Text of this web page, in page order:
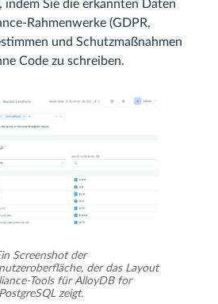
indem Sie die erkannten Daten
(GDPR,
und Schutzmaßnahmen
Code zu schreiben.
Screenshot der
der das Layout
für AlloyDB for
PostgreSQL zeigt.